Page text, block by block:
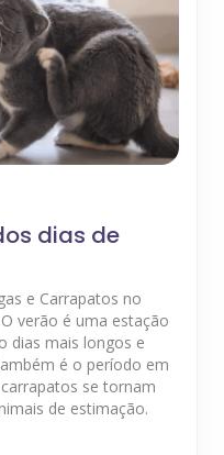
dias de
e Carrapatos no
verão é uma estação
dias mais longos e
é o período em
se tornam
de estimação.